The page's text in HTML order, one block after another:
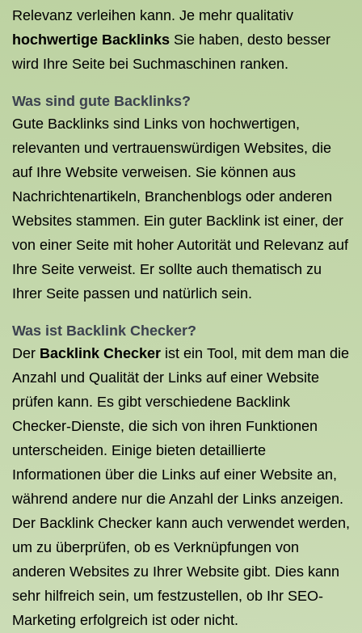
Relevanz verleihen kann. Je mehr qualitativ
hochwertige Backlinks Sie haben, desto besser
wird Ihre Seite bei Suchmaschinen ranken.
Was sind gute Backlinks?
Gute Backlinks sind Links von hochwertigen,
relevanten und vertrauenswürdigen Websites, die
auf Ihre Website verweisen. Sie können aus
Nachrichtenartikeln, Branchenblogs oder anderen
Websites stammen. Ein guter Backlink ist einer, der
von einer Seite mit hoher Autorität und Relevanz auf
Ihre Seite verweist. Er sollte auch thematisch zu
Ihrer Seite passen und natürlich sein.
Was ist Backlink Checker?
Der Backlink Checker ist ein Tool, mit dem man die
Anzahl und Qualität der Links auf einer Website
prüfen kann. Es gibt verschiedene Backlink
Checker-Dienste, die sich von ihren Funktionen
unterscheiden. Einige bieten detaillierte
Informationen über die Links auf einer Website an,
während andere nur die Anzahl der Links anzeigen.
Der Backlink Checker kann auch verwendet werden,
um zu überprüfen, ob es Verknüpfungen von
anderen Websites zu Ihrer Website gibt. Dies kann
sehr hilfreich sein, um festzustellen, ob Ihr SEO-
Marketing erfolgreich ist oder nicht.